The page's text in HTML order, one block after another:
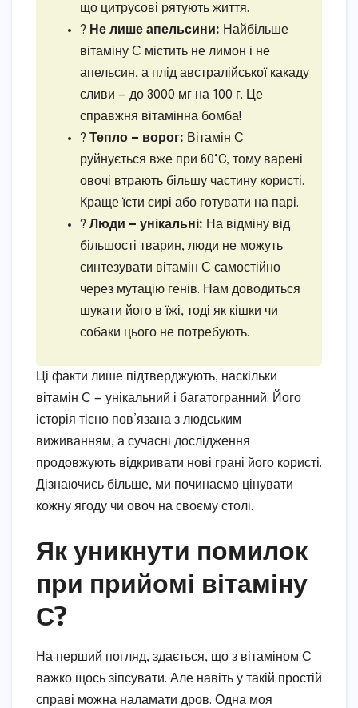
що цитрусові рятують життя.
? Не лише апельсини: Найбільше
вітаміну С містить не лимон і не
апельсин, а плід австралійської какаду
сливи — до 3000 мг на 100 г. Це
справжня вітамінна бомба!
? Тепло — ворог: Вітамін С
руйнується вже при 60°C, тому варені
овочі втрають більшу частину користі.
Краще їсти сирі або готувати на парі.
? Люди — унікальні: На відміну від
більшості тварин, люди не можуть
синтезувати вітамін С самостійно
через мутацію генів. Нам доводиться
шукати його в їжі, тоді як кішки чи
собаки цього не потребують.
Ці факти лише підтверджують, наскільки
вітамін С — унікальний і багатогранний. Його
історія тісно пов’язана з людським
виживанням, а сучасні дослідження
продовжують відкривати нові грані його користі.
Дізнаючись більше, ми починаємо цінувати
кожну ягоду чи овоч на своєму столі.
Як уникнути помилок
при прийомі вітаміну
С?
На перший погляд, здається, що з вітаміном С
важко щось зіпсувати. Але навіть у такій простій
справі можна наламати дров. Одна моя